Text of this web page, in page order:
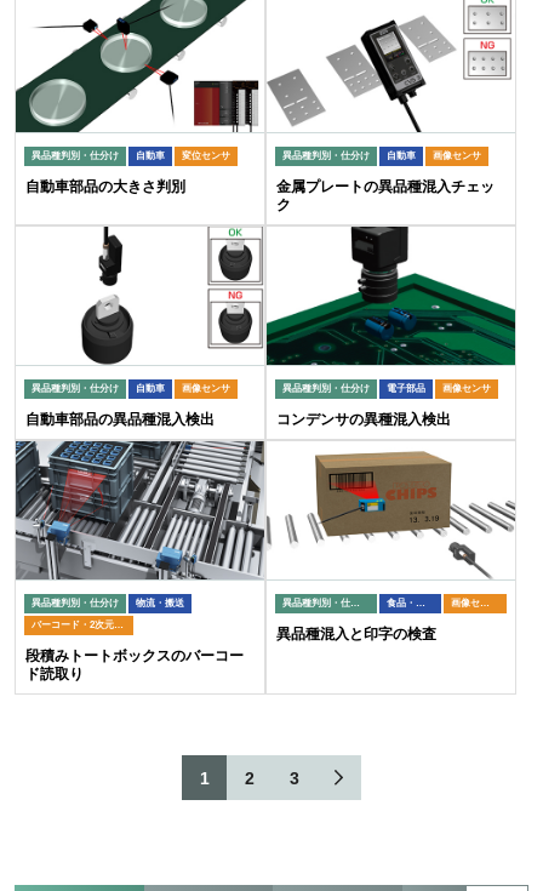
異品種判別・仕分け 自動車 変位センサ
自動車部品の大きさ判別
異品種判別・仕分け 自動車 画像センサ
金属プレートの異品種混入チェッ
ク
異品種判別・仕分け 自動車 画像センサ
自動車部品の異品種混入検出
異品種判別・仕分け 電子部品 画像センサ
コンデンサの異種混入検出
異品種判別・仕分け
物流・搬送
バーコード・2次元コードリーダ
段積みトートボックスのバーコー
ド読取り
異品種判別・仕分け 食品・包装 画像センサ
異品種混入と印字の検査
1 2 3